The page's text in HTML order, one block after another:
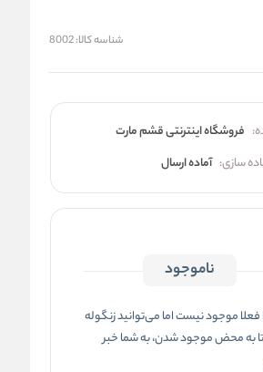
شناسه کالا:8002
فروشگاه اینترنتی قشم مارت
سازی: آماده ارسال
ناموجود
فعلا موجود نیست اما می‌توانید زنگوله
تا به محض موجود شدن، به شما خبر